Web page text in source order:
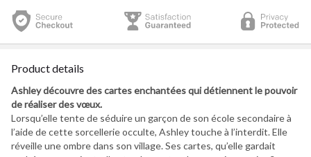
Product details
Ashley découvre des cartes enchantées qui détiennent le pouvoir
de réaliser des vœux.
Lorsqu’elle tente de séduire un garçon de son école secondaire à
l’aide de cette sorcellerie occulte, Ashley touche à l’interdit. Elle
réveille une ombre dans son village. Ses cartes, qu’elle gardait